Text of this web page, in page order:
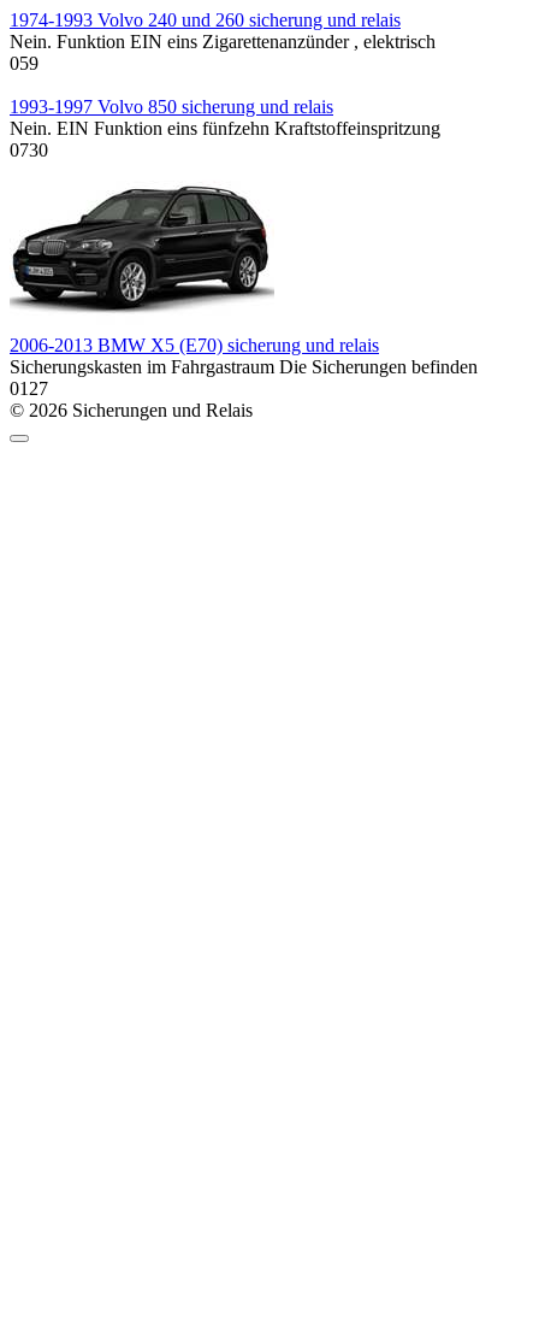
1974-1993 Volvo 240 und 260 sicherung und relais
Nein. Funktion EIN eins Zigarettenanzünder , elektrisch
059
1993-1997 Volvo 850 sicherung und relais
Nein. EIN Funktion eins fünfzehn Kraftstoffeinspritzung
0730
2006-2013 BMW X5 (E70) sicherung und relais
Sicherungskasten im Fahrgastraum Die Sicherungen befinden
0127
© 2026 Sicherungen und Relais